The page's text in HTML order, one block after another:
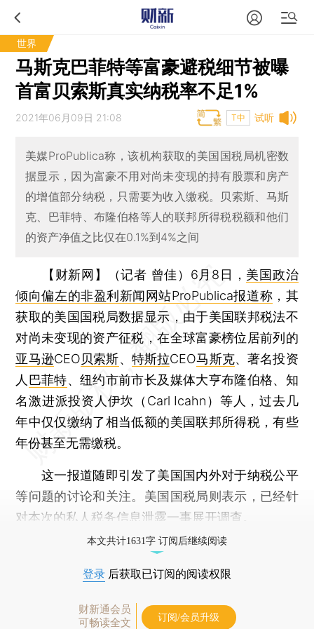
世界
马斯克巴菲特等富豪避税细节被曝
首富贝索斯真实纳税率不足1%
试听
2021年06月09日 21:08 T中
美媒ProPublica称，该机构获取的美国国税局机密数
据显示，因为富豪不用对尚未变现的持有股票和房产
的增值部分纳税，只需要为收入缴税。贝索斯、马斯
克、巴菲特、布隆伯格等人的联邦所得税税额和他们
的资产净值之比仅在0.1%到4%之间
【财新网】（记者 曾佳） 6月8日， 美国政治
倾向偏左的非盈利新闻网站ProPublica报道称 ，其
获取的美国国税局数据显示，由于美国联邦税法不
对尚未变现的资产征税，在全球富豪榜位居前列的
亚马逊CEO贝索斯、 特斯拉CEO马斯克、著名投资
人 巴菲特、纽约市前市长及媒体大亨布隆伯格、知
名激进派投资人伊坎（Carl Icahn）等人，过去几
年中仅仅缴纳了相当低额的美国联邦所得税，有些
年份甚至无需缴税。
这一报道随即引发了美国国内外对于纳税公平
等问题的讨论和关注。美国国税局则表示，已经针
对本次的私人税务信息泄露一事展开调查。
本文共计1631字 订阅后继续阅读
登录 后获取已订阅的阅读权限
财新通会员
可畅读全文
订阅/会员升级